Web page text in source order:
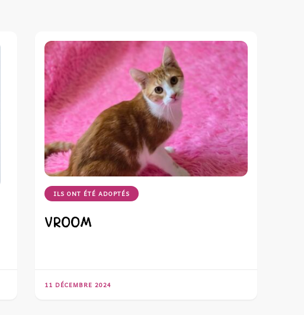
ILS ONT ÉTÉ ADOPTÉS
VROOM
11 DÉCEMBRE 2024